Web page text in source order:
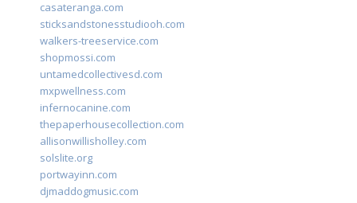
casateranga.com
sticksandstonesstudiooh.com
walkers-treeservice.com
shopmossi.com
untamedcollectivesd.com
mxpwellness.com
infernocanine.com
thepaperhousecollection.com
allisonwillisholley.com
solslite.org
portwayinn.com
djmaddogmusic.com